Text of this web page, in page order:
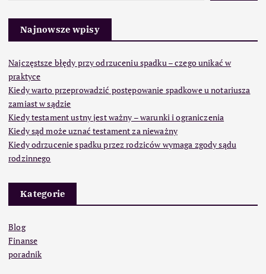
Najnowsze wpisy
Najczęstsze błędy przy odrzuceniu spadku – czego unikać w
praktyce
Kiedy warto przeprowadzić postępowanie spadkowe u notariusza
zamiast w sądzie
Kiedy testament ustny jest ważny – warunki i ograniczenia
Kiedy sąd może uznać testament za nieważny
Kiedy odrzucenie spadku przez rodziców wymaga zgody sądu
rodzinnego
Kategorie
Blog
Finanse
poradnik